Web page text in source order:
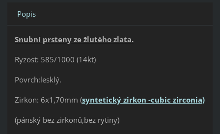
Popis
Snubní prsteny ze žlutého zlata.
Ryzost: 585/1000 (14kt)
Povrch:lesklý.
Zirkon: 6x1,70mm (syntetický zirkon -cubic zirconia)
(pánský bez zirkonů,bez rytiny)